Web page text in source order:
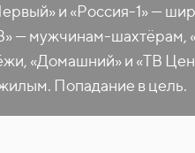
и «Россия-1» —
— мужчинам-шахтёрам,
«Домашний» и «ТВ
Попадание в цель.